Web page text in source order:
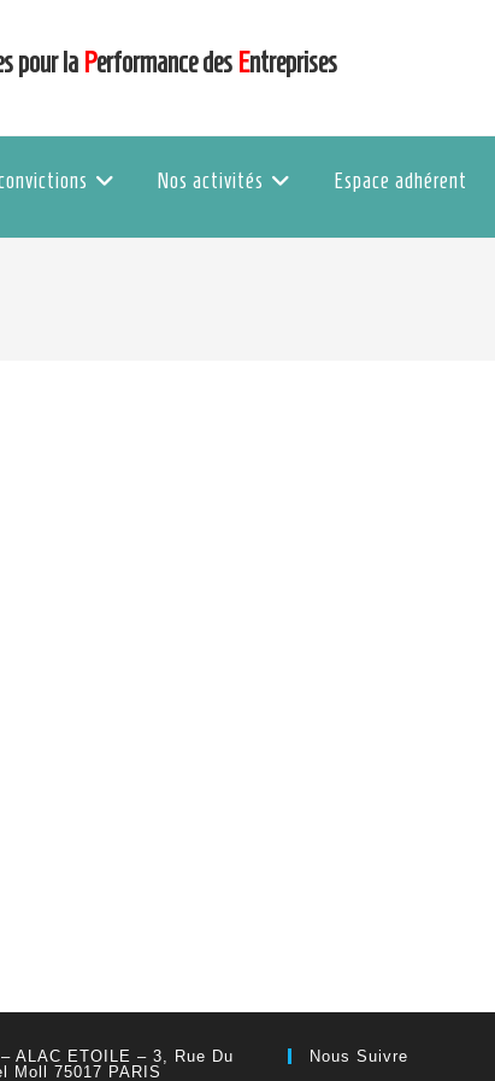
pour la Performance des Entreprises
Nos activités Espace adhérent
ALAC ETOILE – 3, Rue Du
Moll 75017 PARIS
Nous Suivre